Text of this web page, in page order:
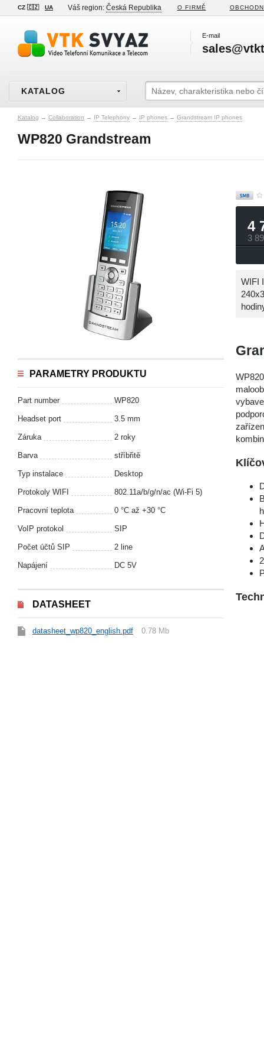
CZ 🇨🇿 UA Váš region: Česká Republika O FIRMĚ
E-mail
KATALOG
Katalog → Collaboration → IP Telephony → IP phones → Grandstream IP phones
WP820 Grandstream
PARAMETRY PRODUKTU
Part number WP820
Headset port 3.5 mm
Záruka 2 roky
Barva stříbřitě
Typ instalace Desktop
Protokoly WIFI 802.11a/b/g/n/ac (Wi-Fi 5)
Pracovní teplota 0 °С až +30 °С
VoIP protokol SIP
Počet účtů SIP 2 line
Napájení DC 5V
DATASHEET
datasheet_wp820_english.pdf 0.78 Mb
4
3
WIFI